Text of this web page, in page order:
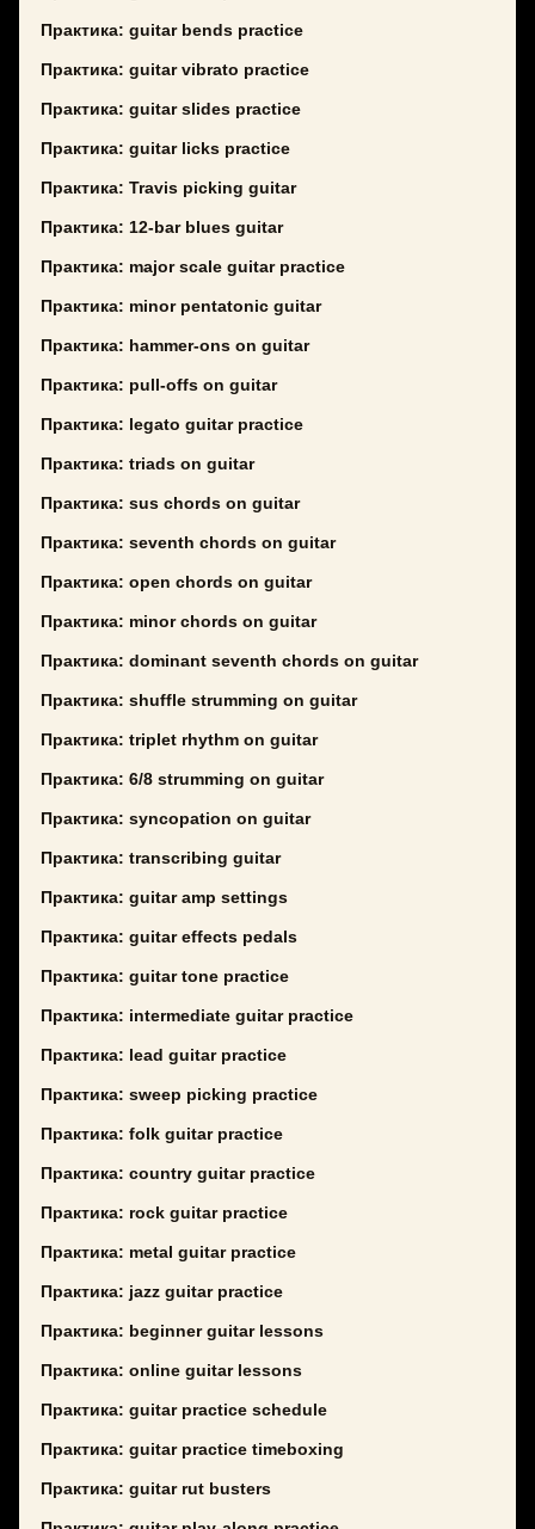
Практика: guitar bends practice
Практика: guitar vibrato practice
Практика: guitar slides practice
Практика: guitar licks practice
Практика: Travis picking guitar
Практика: 12-bar blues guitar
Практика: major scale guitar practice
Практика: minor pentatonic guitar
Практика: hammer-ons on guitar
Практика: pull-offs on guitar
Практика: legato guitar practice
Практика: triads on guitar
Практика: sus chords on guitar
Практика: seventh chords on guitar
Практика: open chords on guitar
Практика: minor chords on guitar
Практика: dominant seventh chords on guitar
Практика: shuffle strumming on guitar
Практика: triplet rhythm on guitar
Практика: 6/8 strumming on guitar
Практика: syncopation on guitar
Практика: transcribing guitar
Практика: guitar amp settings
Практика: guitar effects pedals
Практика: guitar tone practice
Практика: intermediate guitar practice
Практика: lead guitar practice
Практика: sweep picking practice
Практика: folk guitar practice
Практика: country guitar practice
Практика: rock guitar practice
Практика: metal guitar practice
Практика: jazz guitar practice
Практика: beginner guitar lessons
Практика: online guitar lessons
Практика: guitar practice schedule
Практика: guitar practice timeboxing
Практика: guitar rut busters